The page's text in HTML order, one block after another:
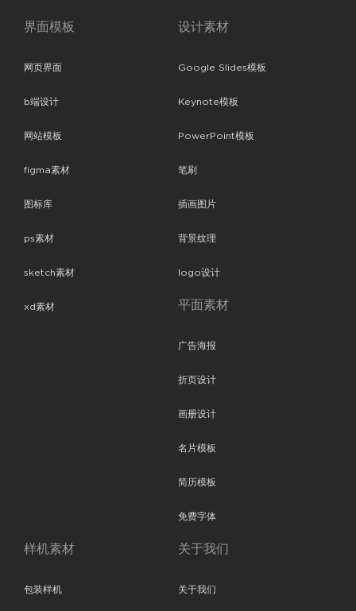
界面模板
网页界面
b端设计
网站模板
figma素材
图标库
ps素材
sketch素材
xd素材
设计素材
Google Slides模板
Keynote模板
PowerPoint模板
笔刷
插画图片
背景纹理
logo设计
平面素材
广告海报
折页设计
画册设计
名片模板
简历模板
免费字体
样机素材
包装样机
关于我们
关于我们